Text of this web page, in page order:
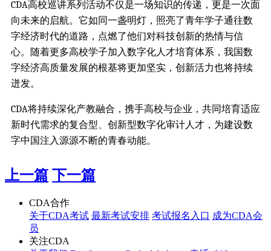
CDA高校巡讲系列活动不仅是一场知识的传递，更是一次面
向未来的启航。它如同一盏明灯，照亮了青年学子通往数
字经济时代的道路，点燃了他们对科技创新的热情与信
心。随着更多高校学子加入数字化人才培育体系，我国数
字经济高质量发展的根基将更加坚实，创新活力也将持续
迸发。
CDA将持续深化产教融合，携手高校与企业，共同培育适应
新时代需求的复合型、创新型数字化审计人才，为建设数
字中国注入源源不断的青春动能。
上一篇 下一篇
CDA合作
关于CDA考试 最新考试安排 考试报名入口 成为CDA会
员
关注CDA